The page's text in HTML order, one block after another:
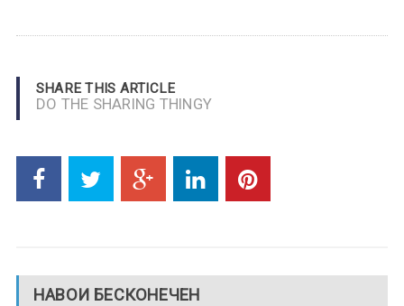
SHARE THIS ARTICLE
DO THE SHARING THINGY
НАВОИ БЕСКОНЕЧЕН